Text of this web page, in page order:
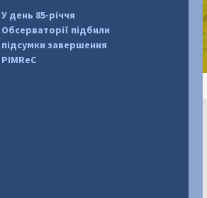
У день 85-річчя
Обсерваторії підбили
підсумки завершення
PIMReC